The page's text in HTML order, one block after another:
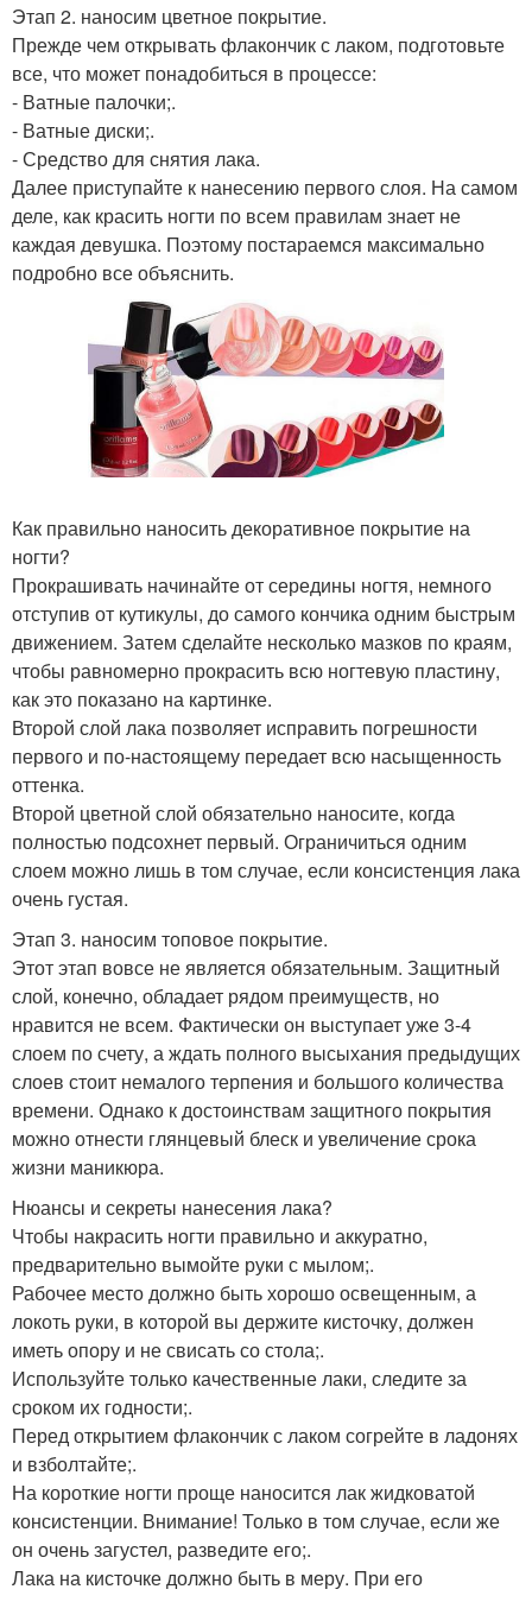
Этап 2. наносим цветное покрытие.
Прежде чем открывать флакончик с лаком, подготовьте
все, что может понадобиться в процессе:
- Ватные палочки;.
- Ватные диски;.
- Средство для снятия лака.
Далее приступайте к нанесению первого слоя. На самом
деле, как красить ногти по всем правилам знает не
каждая девушка. Поэтому постараемся максимально
подробно все объяснить.
Как правильно наносить декоративное покрытие на
ногти?
Прокрашивать начинайте от середины ногтя, немного
отступив от кутикулы, до самого кончика одним быстрым
движением. Затем сделайте несколько мазков по краям,
чтобы равномерно прокрасить всю ногтевую пластину,
как это показано на картинке.
Второй слой лака позволяет исправить погрешности
первого и по-настоящему передает всю насыщенность
оттенка.
Второй цветной слой обязательно наносите, когда
полностью подсохнет первый. Ограничиться одним
слоем можно лишь в том случае, если консистенция лака
очень густая.
Этап 3. наносим топовое покрытие.
Этот этап вовсе не является обязательным. Защитный
слой, конечно, обладает рядом преимуществ, но
нравится не всем. Фактически он выступает уже 3-4
слоем по счету, а ждать полного высыхания предыдущих
слоев стоит немалого терпения и большого количества
времени. Однако к достоинствам защитного покрытия
можно отнести глянцевый блеск и увеличение срока
жизни маникюра.
Нюансы и секреты нанесения лака?
Чтобы накрасить ногти правильно и аккуратно,
предварительно вымойте руки с мылом;.
Рабочее место должно быть хорошо освещенным, а
локоть руки, в которой вы держите кисточку, должен
иметь опору и не свисать со стола;.
Используйте только качественные лаки, следите за
сроком их годности;.
Перед открытием флакончик с лаком согрейте в ладонях
и взболтайте;.
На короткие ногти проще наносится лак жидковатой
консистенции. Внимание! Только в том случае, если же
он очень загустел, разведите его;.
Лака на кисточке должно быть в меру. При его